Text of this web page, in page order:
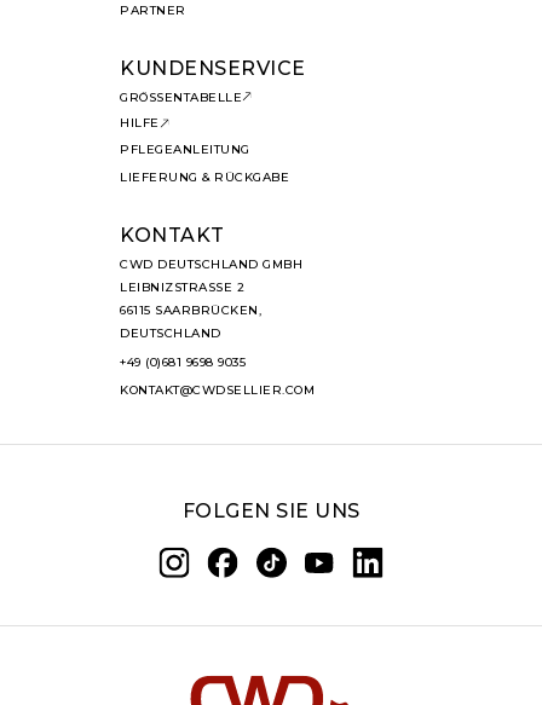
PARTNER
KUNDENSERVICE
GRÖSSENTABELLE
HILFE
PFLEGEANLEITUNG
LIEFERUNG & RÜCKGABE
KONTAKT
CWD DEUTSCHLAND GMBH
LEIBNIZSTRASSE 2
66115 SAARBRÜCKEN,
DEUTSCHLAND
+49 (0)681 9698 9035
KONTAKT@CWDSELLIER.COM
FOLGEN SIE UNS